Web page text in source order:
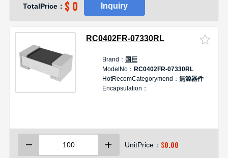
TotalPrice： $ 0 Inquiry
RC0402FR-07330RL
Brand： 国巨
ModelNo： RC0402FR-07330RL
HotRecomCategorymend： 無源器件
Encapsulation：
UnitPrice： $0.00